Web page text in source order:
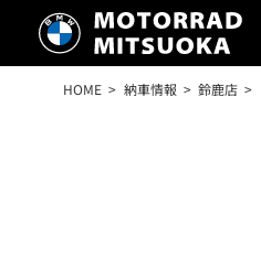
HOME 納車情報 鈴鹿店